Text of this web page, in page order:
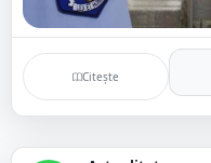
Citește